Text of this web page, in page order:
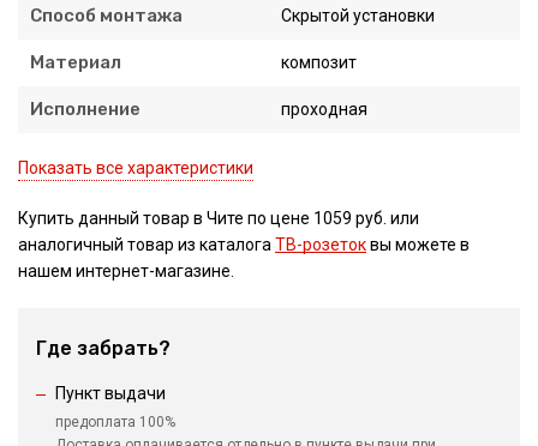
Способ монтажа Скрытой установки
Материал композит
Исполнение проходная
Показать все характеристики
Купить данный товар в Чите по цене 1059 руб. или
аналогичный товар из каталогаТВ-розетоквы можете в
нашем интернет-магазине.
Где забрать?
Пункт выдачи
предоплата 100%